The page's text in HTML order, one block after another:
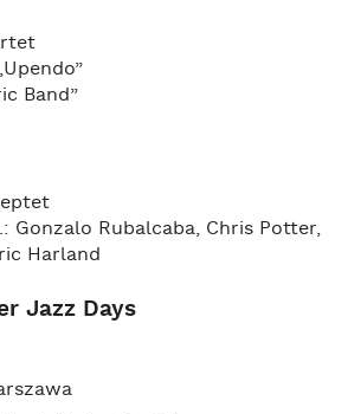
Band”
Gonzalo Rubalcaba, Chris Potter,
Harland
Jazz Days